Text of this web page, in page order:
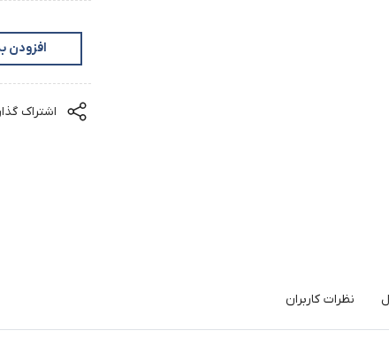
افزودن
اشتراک
نظرات کاربران